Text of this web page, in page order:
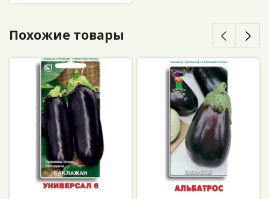
Похожие товары